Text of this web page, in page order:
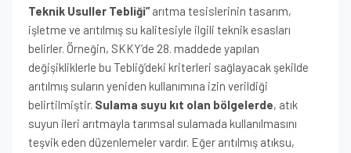
Teknik Usuller Tebliği”arıtma tesislerinin tasarım,
işletme ve arıtılmış su kalitesiyle ilgili teknik esasları
belirler. Örneğin, SKKY’de 28. maddede yapılan
değişikliklerle bu Tebliğ’deki kriterleri sağlayacak şekilde
arıtılmış suların yeniden kullanımına izin verildiği
belirtilmiştir. Sulama suyu kıt olan bölgelerde, atık
suyun ileri arıtmayla tarımsal sulamada kullanılmasını
teşvik eden düzenlemeler vardır. Eğer arıtılmış atıksu,